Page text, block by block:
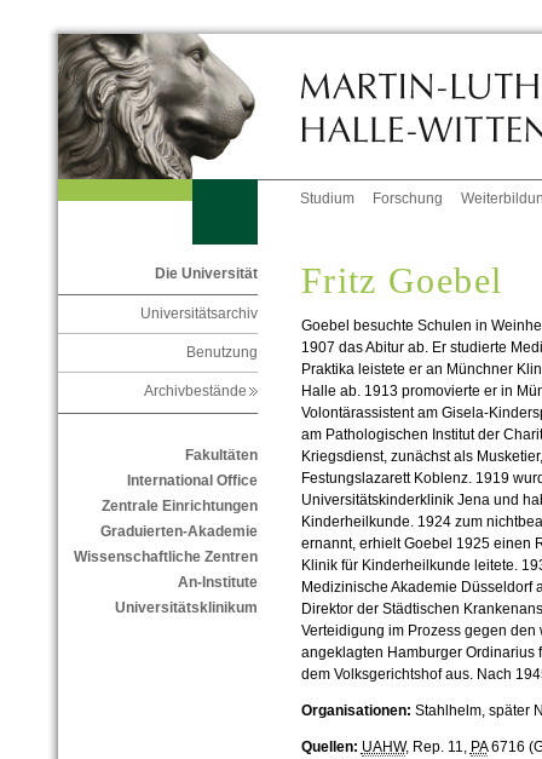
Studium Forschung
Die Universität
Universitätsarchiv
Benutzung
Archivbestände
Fakultäten
International Office
Zentrale Einrichtungen
Graduierten-Akademie
Wissenschaftliche Zentren
An-Institute
Universitätsklinikum
Fritz Goebel
Goebel besuchte Schulen in
1907 das Abitur ab. Er studierte
Praktika leistete er an Münchner
Halle ab. 1913 promovierte er in
Volontärassistent am Gisela-
am Pathologischen Institut der
Kriegsdienst, zunächst als
Festungslazarett Koblenz. 1919
Universitätskinderklinik Jena und
Kinderheilkunde. 1924 zum
ernannt, erhielt Goebel 1925 einen
Klinik für Kinderheilkunde leitete.
Medizinische Akademie Düsseldorf
Direktor der Städtischen
Verteidigung im Prozess gegen
angeklagten Hamburger Ordinarius
dem Volksgerichtshof aus. Nach
Organisationen: Stahlhelm, später
Quellen: UAHW, Rep. 11, PA6716